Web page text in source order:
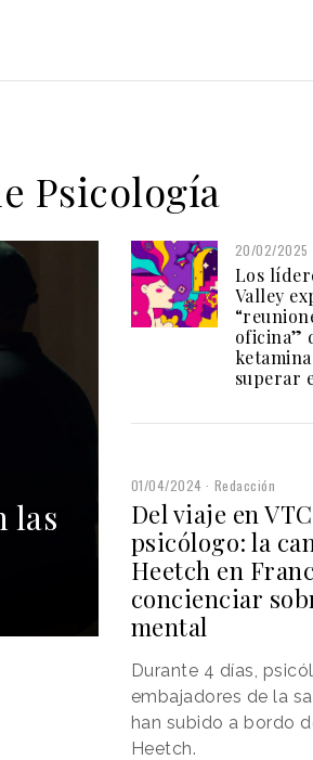
Psicología
las
20/02/2025
Los
Valley
oficina”
superar
01/04/2024 Redacción
Del viaje en
psicólogo: la
Heetch en
concienciar
mental
Durante 4 días,
embajadores de la
han subido a bordo
Heetch.